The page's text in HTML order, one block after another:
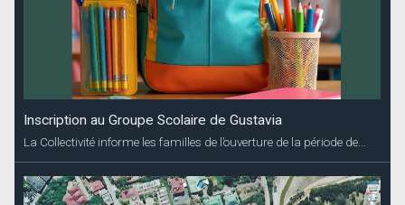
Inscription au Groupe Scolaire de Gustavia
La Collectivité informe les familles de l’ouverture de la période de...